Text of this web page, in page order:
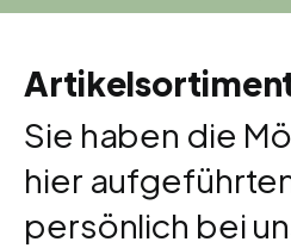
Sie haben die
hier
persönlich bei